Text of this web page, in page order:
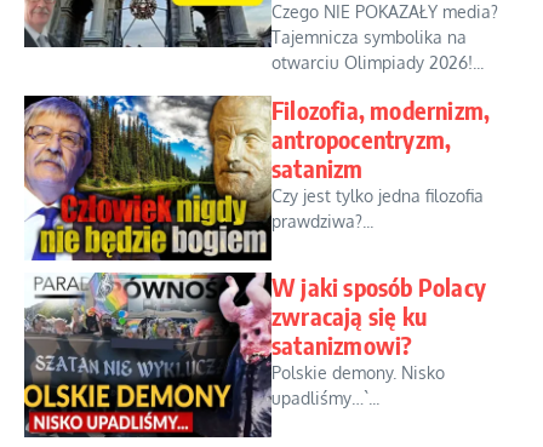
Czego NIE POKAZAŁY media?
Tajemnicza symbolika na
otwarciu Olimpiady 2026!...
Filozofia, modernizm,
antropocentryzm,
satanizm
Czy jest tylko jedna filozofia
prawdziwa?...
W jaki sposób Polacy
zwracają się ku
satanizmowi?
Polskie demony. Nisko
upadliśmy…`...